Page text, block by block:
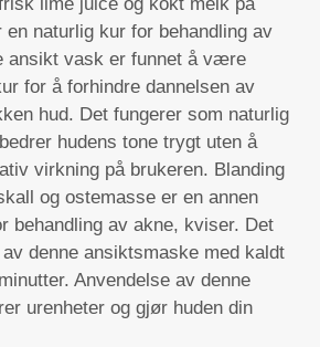
en naturlig kur for behandling av
ansikt vask er funnet å være
for å forhindre dannelsen av
hud. Det fungerer som naturlig
hudens tone trygt uten å
virkning på brukeren. Blanding
og ostemasse er en annen
behandling av akne, kviser. Det
denne ansiktsmaske med kaldt
Anvendelse av denne
urenheter og gjør huden din